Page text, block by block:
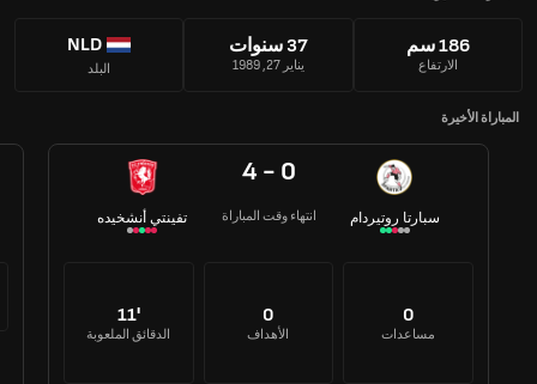
186 سم
الارتفاع
37 سنوات
يناير 27, 1989
NLD
البلد
المباراة الأخيرة
تفينتي أنشخيده
4 - 0
انتهاء وقت المباراة سبارتا روتيردام
11'
الدقائق الملعوبة
0
الأهداف
0
مساعدات